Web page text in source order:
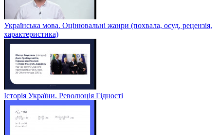
Українська мова. Оцінювальні жанри (похвала, осуд, рецензія,
характеристика)
Історія України. Революція Гідності